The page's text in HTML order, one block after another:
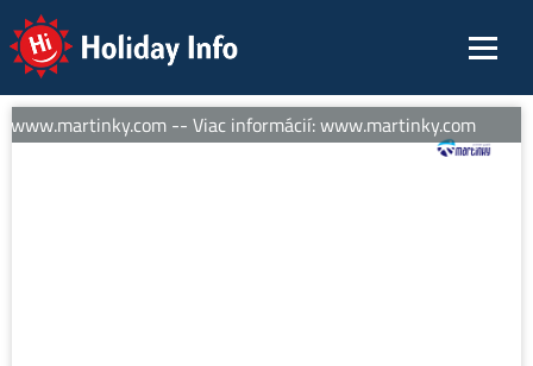
Holiday Info
-- Viac informácií: www.martinky.com